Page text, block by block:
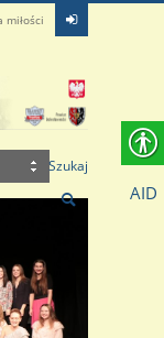
miłości
Szukaj
AID